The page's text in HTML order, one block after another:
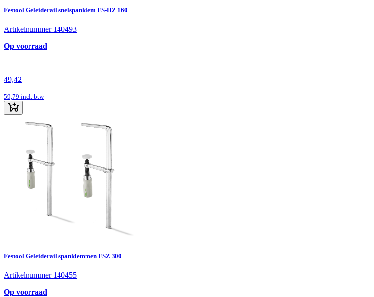
Festool Geleiderail snelspanklem FS-HZ 160
Artikelnummer 140493
Op voorraad
49,42
59,79 incl. btw
Festool Geleiderail spanklemmen FSZ 300
Artikelnummer 140455
Op voorraad